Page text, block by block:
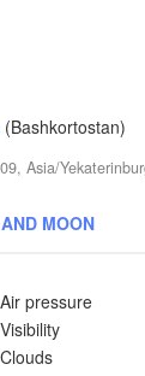
(Bashkortostan)
Asia/
MOON
Air pressure
Visibility
Clouds